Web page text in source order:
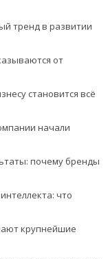
тренд в развитии
от
становится всё
начали
почему бренды
что
крупнейшие